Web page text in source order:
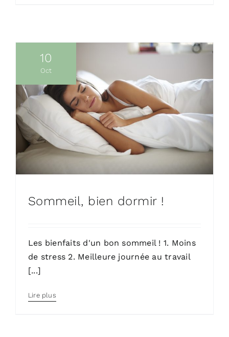
10
Oct
Sommeil, bien dormir !
Les bienfaits d'un bon sommeil ! 1. Moins
de stress 2. Meilleure journée au travail
[...]
Lire plus